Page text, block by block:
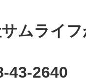
ムライフ
43-2640